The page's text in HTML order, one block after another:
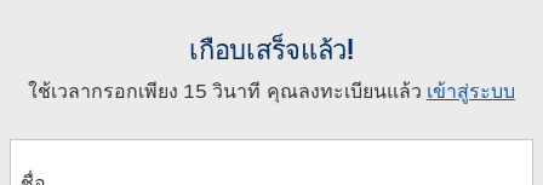
เกือบเสร็จแล้ว!
ใช้เวลากรอกเพียง 15 วินาที คุณลงทะเบียนแล้ว เข้าสู่ระบบ